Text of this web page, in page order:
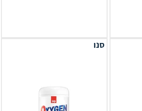
סנו